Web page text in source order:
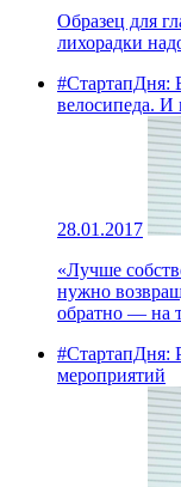
Образец для
лихорадки
#СтартапДня:
велосипеда. И
28.01.2017
«Лучше
нужно
обратно — на
#СтартапДня:
мероприятий